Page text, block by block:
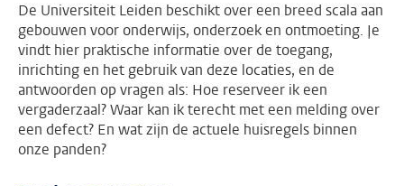
De Universiteit Leiden beschikt over een breed scala aan
gebouwen voor onderwijs, onderzoek en ontmoeting. Je
vindt hier praktische informatie over de toegang,
inrichting en het gebruik van deze locaties, en de
antwoorden op vragen als: Hoe reserveer ik een
vergaderzaal? Waar kan ik terecht met een melding over
een defect? En wat zijn de actuele huisregels binnen
onze panden?